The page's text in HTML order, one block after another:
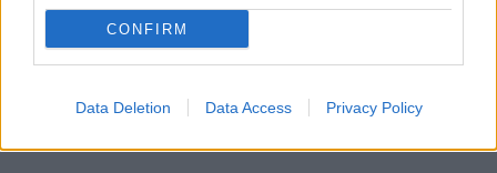
CONFIRM
Data Deletion Data Access Privacy Policy